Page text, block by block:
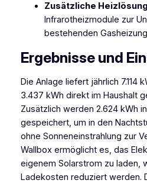
Zusätzliche Heizlösung
Infrarotheizmodule zur
bestehenden Gasheizung
Ergebnisse und
Die Anlage liefert jährlich 7.114
3.437 kWh direkt im Haushalt
Zusätzlich werden 2.624 kWh
gespeichert, um in den
ohne Sonneneinstrahlung zur
Wallbox ermöglicht es, das
eigenem Solarstrom zu laden,
Ladekosten reduziert werden.